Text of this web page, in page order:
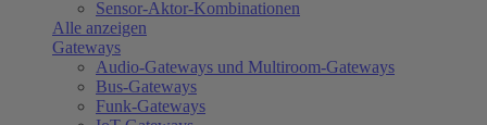
Sensor-Aktor-Kombinationen
Alle anzeigen
Gateways
Audio-Gateways und Multiroom-Gateways
Bus-Gateways
Funk-Gateways